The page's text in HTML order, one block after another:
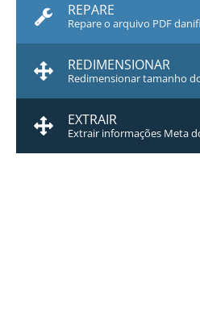
REPARE
Repare o arquivo PDF
REDIMENSIONAR
Redimensionar tamanho
EXTRAIR
Extrair informações Meta